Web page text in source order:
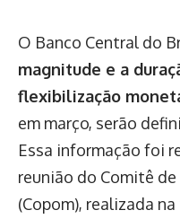
O Banco Central do
magnitude e a
flexibilização
em março, serão
Essa informação foi
reunião do Comitê
(Copom), realizada